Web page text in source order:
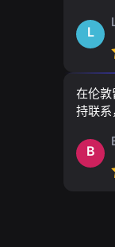
L
在伦
持联系
B